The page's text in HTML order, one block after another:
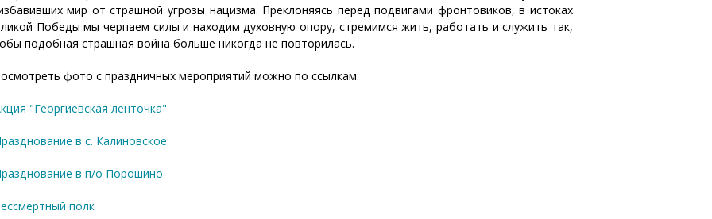
мир от страшной угрозы нацизма. Преклоняясь перед подвигами фронтовиков, в истоках
Победы мы черпаем силы и находим духовную опору, стремимся жить, работать и служить так,
подобная страшная война больше никогда не повторилась.
фото с праздничных мероприятий можно по ссылкам:
"Георгиевская ленточка"
в с. Калиновское
в п/о Порошино
полк